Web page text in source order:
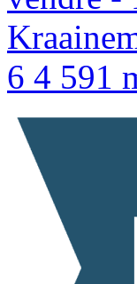
6 4 591